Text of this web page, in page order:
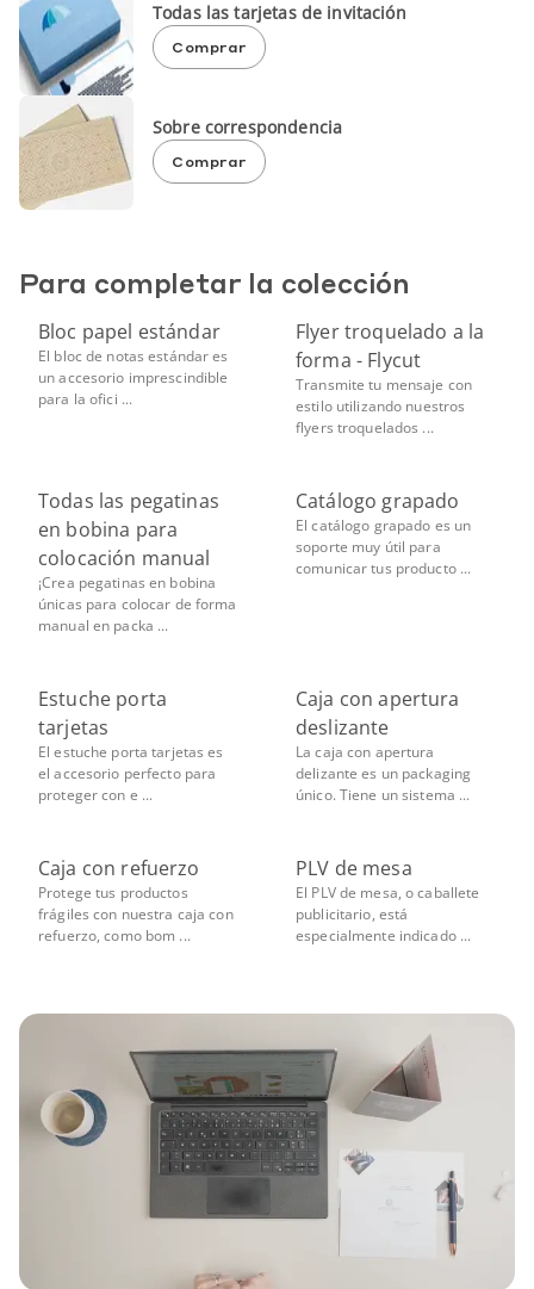
Todas las tarjetas de invitación
Comprar
Sobre correspondencia
Comprar
Para completar la colección
Bloc papel estándar
El bloc de notas estándar es
un accesorio imprescindible
para la ofici ...
Flyer troquelado a la
forma - Flycut
Transmite tu mensaje con
estilo utilizando nuestros
flyers troquelados ...
Todas las pegatinas
en bobina para
colocación manual
¡Crea pegatinas en bobina
únicas para colocar de forma
manual en packa ...
Catálogo grapado
El catálogo grapado es un
soporte muy útil para
comunicar tus producto ...
Estuche porta
tarjetas
El estuche porta tarjetas es
el accesorio perfecto para
proteger con e ...
Caja con apertura
deslizante
La caja con apertura
delizante es un packaging
único. Tiene un sistema ...
Caja con refuerzo
Protege tus productos
frágiles con nuestra caja con
refuerzo, como bom ...
PLV de mesa
El PLV de mesa, o caballete
publicitario, está
especialmente indicado ...